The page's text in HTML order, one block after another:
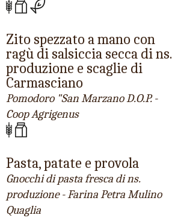
Zito spezzato a mano con
ragù di salsiccia secca di ns.
produzione e scaglie di
Carmasciano
Pomodoro "San Marzano D.O.P. -
Coop Agrigenus
Pasta, patate e provola
Gnocchi di pasta fresca di ns.
produzione - Farina Petra Mulino
Quaglia